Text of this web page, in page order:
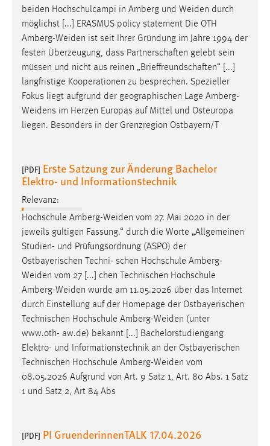
beiden Hochschulcampi in Amberg und Weiden durch
möglichst [...] ERASMUS policy statement Die OTH
Amberg-Weiden ist seit Ihrer Gründung im Jahre 1994 der
festen Überzeugung, dass Partnerschaften gelebt sein
müssen und nicht aus reinen „Brieffreundschaften“ [...]
langfristige Kooperationen zu besprechen. Spezieller
Fokus liegt aufgrund der geographischen Lage Amberg-
Weidens im Herzen Europas auf Mittel und Osteuropa
liegen. Besonders in der Grenzregion Ostbayern/T
[PDF] Erste Satzung zur Änderung Bachelor
Elektro- und Informationstechnik
Relevanz:
Hochschule Amberg-Weiden vom 27. Mai 2020 in der
jeweils gültigen Fassung.“ durch die Worte „Allgemeinen
Studien- und Prüfungsordnung (ASPO) der
Ostbayerischen Techni- schen Hochschule Amberg-
Weiden vom 27 [...] chen Technischen Hochschule
Amberg-Weiden wurde am 11.05.2026 über das Internet
durch Einstellung auf der Homepage der Ostbayerischen
Technischen Hochschule Amberg-Weiden (unter
www.oth- aw.de) bekannt [...] Bachelorstudiengang
Elektro- und Informationstechnik an der Ostbayerischen
Technischen Hochschule Amberg-Weiden vom
08.05.2026 Aufgrund von Art. 9 Satz 1, Art. 80 Abs. 1 Satz
1 und Satz 2, Art 84 Abs
[PDF] PI GruenderinnenTALK 17.04.2026